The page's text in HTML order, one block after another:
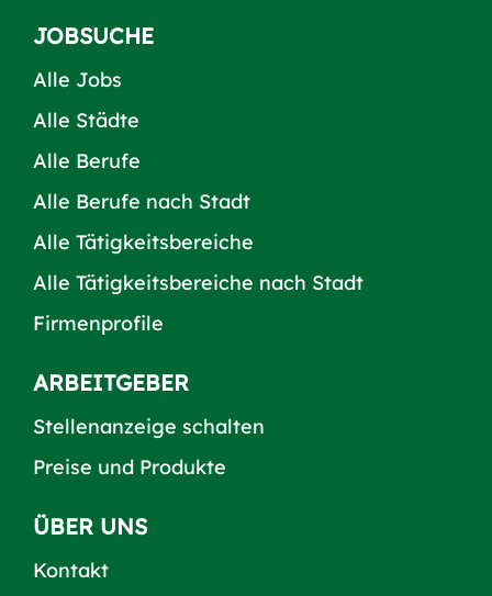
JOBSUCHE
Alle Jobs
Alle Städte
Alle Berufe
Alle Berufe nach Stadt
Alle Tätigkeitsbereiche
Alle Tätigkeitsbereiche nach Stadt
Firmenprofile
ARBEITGEBER
Stellenanzeige schalten
Preise und Produkte
ÜBER UNS
Kontakt